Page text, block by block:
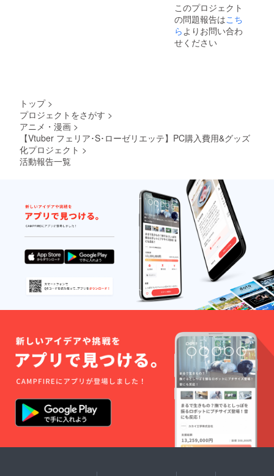
ト) ･本
プロ
ジェク
ト限定
パー
ロジェ
クト進
にて) ･
クラ
ファン
プロ
ジェク
トあり
がとう
生配信
でお名
前を読
み上げ
※備考欄
にお名
前のご
してく
れた方
限定 ※
希望さ
れない
場合は
名前を
匿名と
してく
このプロジェクト
の問題報告はこち
ら よりお問い合わ
せください
トップ >
プロジェクトをさがす >
アニメ・漫画 >
【Vtuber フェリア･S･ローゼリエッテ】PC購入費用&グッズ
化プロジェクト >
活動報告一覧